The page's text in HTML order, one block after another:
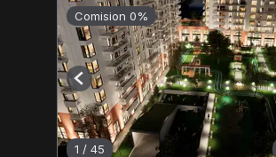
Comision 0%
1 / 45
Previous